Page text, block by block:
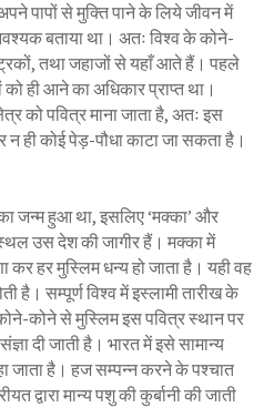
पापों से मुक्ति पाने के लिये जीवन में
बताया था। अतः विश्व के कोने-
तथा जहाजों से यहाँ आते हैं। पहले
ही आने का अधिकार प्राप्त था।
को पवित्र माना जाता है, अतः इस
न ही कोई पेड़-पौधा काटा जा सकता है।
जन्म हुआ था, इसलिए ‘मक्का’ और
स्थल उस देश की जागीर हैं। मक्का में
कर हर मुस्लिम धन्य हो जाता है। यही वह
है। सम्पूर्ण विश्व में इस्लामी तारीख के
कोने से मुस्लिम इस पवित्र स्थान पर
दी जाती है। भारत में इसे सामान्य
जाता है। हज सम्पन्न करने के पश्चात
द्वारा मान्य पशु की कुर्बानी की जाती